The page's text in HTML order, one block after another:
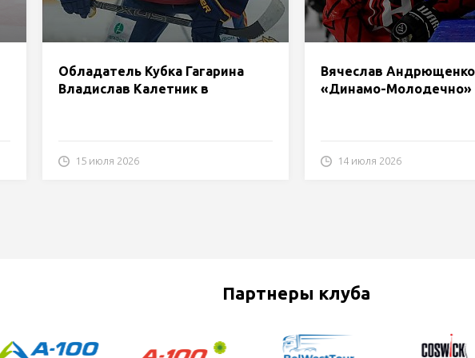
Обладатель Кубка Гагарина
Владислав Калетник в
15 июля 2026
Вячеслав
«Динамо-Молодечно»
14 июля 2026
Партнеры клуба